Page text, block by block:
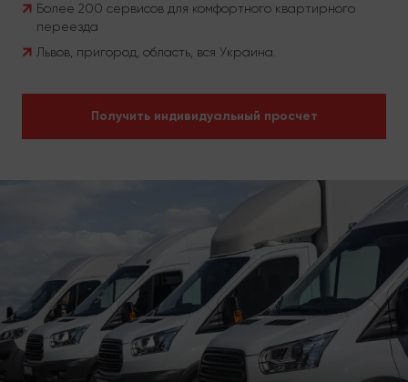
Более 200 сервисов для комфортного квартирного
переезда
Львов, пригород, область, вся Украина.
Получить индивидуальный просчет